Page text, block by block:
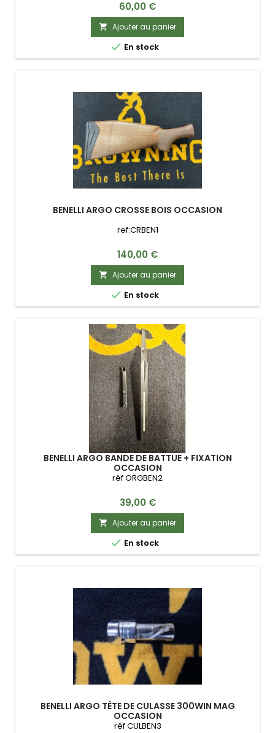
Prix
60,00 €
 Ajouter au panier
 En stock
BENELLI ARGO CROSSE BOIS OCCASION
ref:CRBEN1
Prix
140,00 €
 Ajouter au panier
 En stock
BENELLI ARGO BANDE DE BATTUE + FIXATION
OCCASION
réf ORGBEN2
Prix
39,00 €
 Ajouter au panier
 En stock
BENELLI ARGO TÊTE DE CULASSE 300WIN MAG
OCCASION
réf CULBEN3